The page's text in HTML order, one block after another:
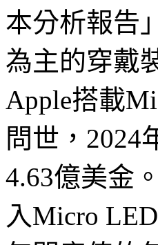
本分析報告
為主的穿戴
Apple搭載
問世，2024
4.63億美金
入Micro